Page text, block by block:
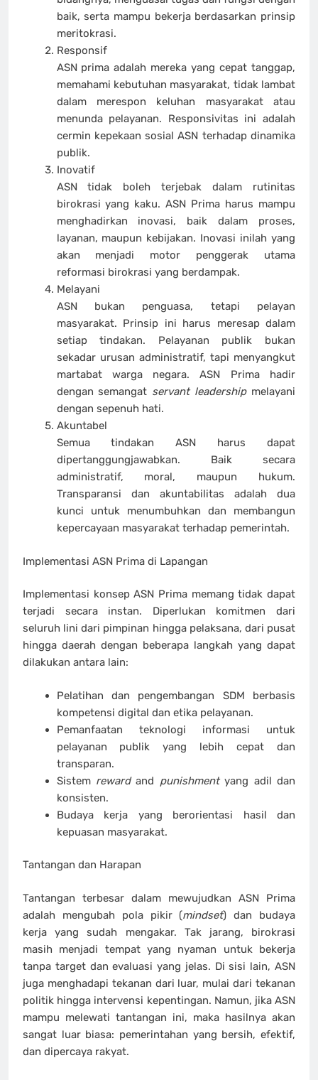
baik, serta mampu bekerja berdasarkan prinsip
meritokrasi.
Responsif
ASN prima adalah mereka yang cepat tanggap,
memahami kebutuhan masyarakat, tidak lambat
dalam merespon keluhan masyarakat atau
menunda pelayanan. Responsivitas ini adalah
cermin kepekaan sosial ASN terhadap dinamika
publik.
Inovatif
ASN tidak boleh terjebak dalam rutinitas
birokrasi yang kaku. ASN Prima harus mampu
menghadirkan inovasi, baik dalam proses,
layanan, maupun kebijakan. Inovasi inilah yang
akan menjadi motor penggerak utama
reformasi birokrasi yang berdampak.
Melayani
ASN bukan penguasa, tetapi pelayan
masyarakat. Prinsip ini harus meresap dalam
setiap tindakan. Pelayanan publik bukan
sekadar urusan administratif, tapi menyangkut
martabat warga negara. ASN Prima hadir
dengan semangat servant leadershipmelayani
dengan sepenuh hati.
Akuntabel
Semua tindakan ASN harus dapat
dipertanggungjawabkan. Baik secara
administratif, moral, maupun hukum.
Transparansi dan akuntabilitas adalah dua
kunci untuk menumbuhkan dan membangun
kepercayaan masyarakat terhadap pemerintah.
Implementasi ASN Prima di Lapangan
Implementasi konsep ASN Prima memang tidak dapat
terjadi secara instan. Diperlukan komitmen dari
seluruh lini dari pimpinan hingga pelaksana, dari pusat
hingga daerah dengan beberapa langkah yang dapat
dilakukan antara lain:
Pelatihan dan pengembangan SDM berbasis
kompetensi digital dan etika pelayanan.
Pemanfaatan teknologi informasi untuk
pelayanan publik yang lebih cepat dan
transparan.
Sistem rewardand punishmentyang adil dan
konsisten.
Budaya kerja yang berorientasi hasil dan
kepuasan masyarakat.
Tantangan dan Harapan
Tantangan terbesar dalam mewujudkan ASN Prima
adalah mengubah pola pikir (mindset) dan budaya
kerja yang sudah mengakar. Tak jarang, birokrasi
masih menjadi tempat yang nyaman untuk bekerja
tanpa target dan evaluasi yang jelas. Di sisi lain, ASN
juga menghadapi tekanan dari luar, mulai dari tekanan
politik hingga intervensi kepentingan. Namun, jika ASN
mampu melewati tantangan ini, maka hasilnya akan
sangat luar biasa: pemerintahan yang bersih, efektif,
dan dipercaya rakyat.